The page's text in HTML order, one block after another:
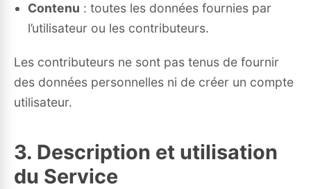
Contenu : toutes les données fournies par
l’utilisateur ou les contributeurs.
Les contributeurs ne sont pas tenus de fournir
des données personnelles ni de créer un compte
utilisateur.
3. Description et utilisation
du Service